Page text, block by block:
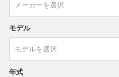
モデル
年式